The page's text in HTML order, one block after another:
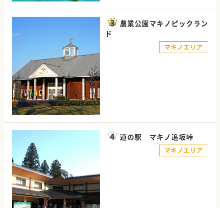
農業公園マキノピックラン
ド
マキノエリア
道の駅 マキノ追坂峠
マキノエリア